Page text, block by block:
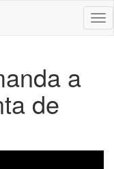
a
de